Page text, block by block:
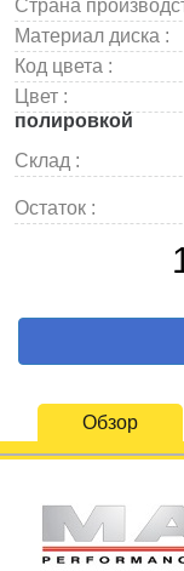
Страна
Материал диска :
Код цвета :
Цвет :
полировкой
Склад :
Остаток :
Обзор